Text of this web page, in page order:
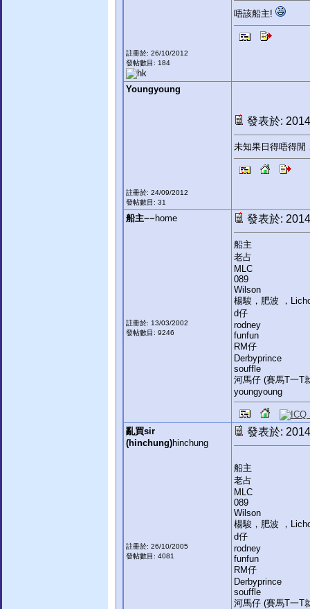
註冊於: 26/10/2012
發帖數目: 184
唔該船主!
Youngyoung
註冊於: 24/09/2012
發帖數目: 31
發表於:
未知果日得唔得閒
船主~~ home
註冊於: 13/03/2002
發帖數目: 9246
發表於:
船主
老占
MLC
089
Wilson
楊駿，肥波 ，
d仔
rodney
funfun
RM仔
Derbyprince
souffle
河馬仔 (賽馬T一T
youngyoung
亂買sir
(hinchung)hinchung
註冊於: 26/10/2005
發帖數目: 4081
發表於:
船主
老占
MLC
089
Wilson
楊駿，肥波 ，
d仔
rodney
funfun
RM仔
Derbyprince
souffle
河馬仔 (賽馬T一T